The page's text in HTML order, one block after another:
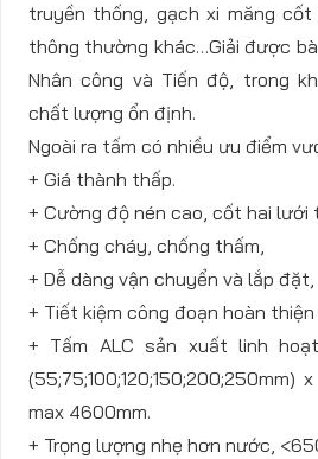
truyền thống, gạch xi măng
thông thường khác…Giải được
Nhân công và Tiến độ, trong
chất lượng ổn định.
Ngoài ra tấm có nhiều ưu điểm
+ Giá thành thấp.
+ Cường độ nén cao, cốt hai lưới
+ Chống cháy, chống thấm,
+ Dễ dàng vận chuyển và lắp đặt,
+ Tiết kiệm công đoạn hoàn
+ Tấm ALC sản xuất linh
max 4600mm.
+ Trọng lượng nhẹ hơn nước,